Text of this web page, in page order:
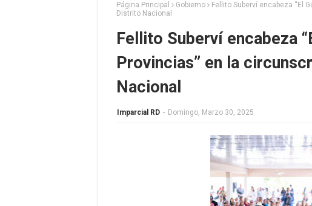
Página Principal Gobierno
Fellito Suberví encabeza “El
Distrito Nacional
Fellito Suberví encabeza
Provincias” en la
Nacional
Imparcial RD - Domingo, Marzo 30, 2025